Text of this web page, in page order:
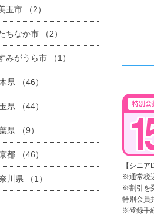
【シニ
※通常税
※割引を
特別会員
※登録手
玉市 （2）
ちなか市 （2）
みがうら市 （1）
県 （46）
県 （44）
県 （9）
都 （46）
川県 （1）